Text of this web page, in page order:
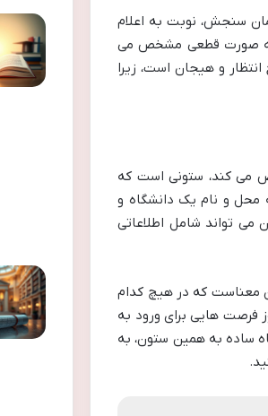
سنجش، نوبت به اعلام
به صورت قطعی مشخص می
و هیجان است، زیرا
می کند، ستونی است که
محل و نام یک دانشگاه و
تواند شامل اطلاعاتی
معناست که در هیچ کدام
فرصت هایی برای ورود به
ساده به همین ستون، به